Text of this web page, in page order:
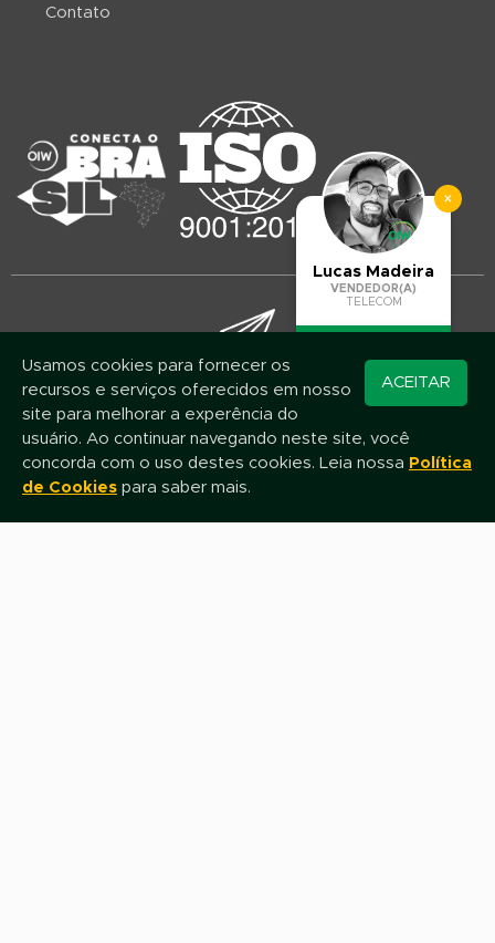
Contato
Mantenha-se atualizado!
Assine nossa newsletter e fique por dentro das novidades e promoções
Nome
×
Lucas Madeira
VENDEDOR(A)
TELECOM
Converse pelo
WhatsApp
ACEITAR
Usamos cookies para fornecer os
recursos e serviços oferecidos em nosso
site para melhorar a experência do
usuário. Ao continuar navegando neste site, você
concorda com o uso destes cookies. Leia nossa Política
de Cookies para saber mais.